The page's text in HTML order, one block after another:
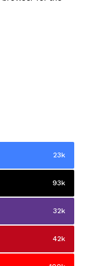
23k
93k
32k
42k